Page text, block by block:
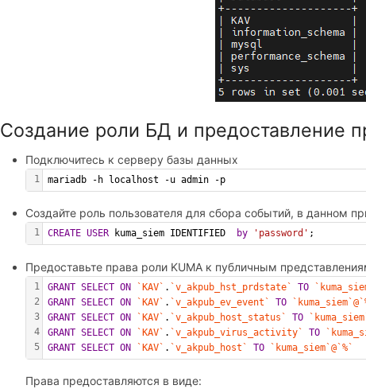
Создание роли БД и предоставление
Подключитесь к серверу базы данных
1 mariadb -h localhost -u admin -p
Создайте роль пользователя для сбора событий, в данном
1
CREATE USER kuma_siem IDENTIFIED by 'password' ;
Предоставьте права роли KUMA к публичным
1
2
3
4
5
GRANT SELECT ON `KAV` . `v_akpub_hst_prdstate` TO
GRANT SELECT ON `KAV` . `v_akpub_ev_event` TO
GRANT SELECT ON `KAV` . `v_akpub_host_status` TO
GRANT SELECT ON `KAV` . `v_akpub_virus_activity` TO
GRANT SELECT ON `KAV` . `v_akpub_host` TO `kuma_siem`@`%`
Права предоставляются в виде: